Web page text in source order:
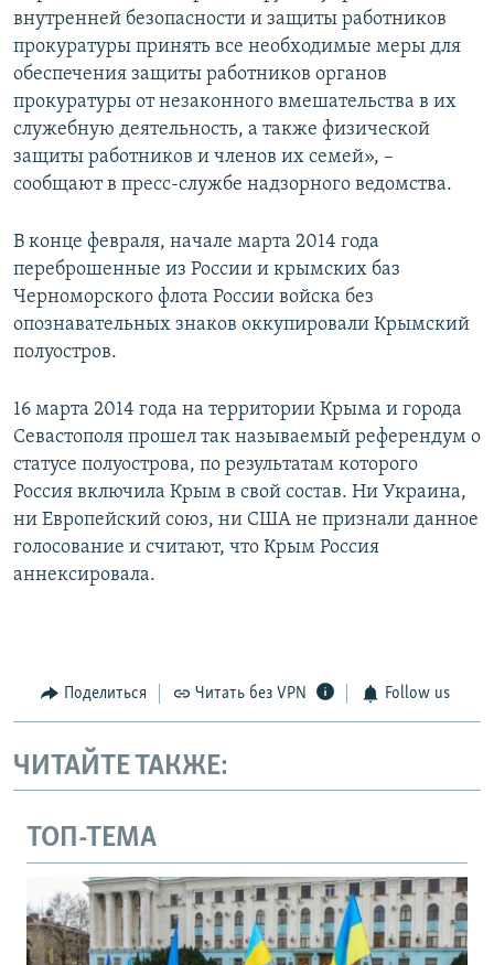
внутренней безопасности и защиты работников
прокуратуры принять все необходимые меры для
обеспечения защиты работников органов
прокуратуры от незаконного вмешательства в их
служебную деятельность, а также физической
защиты работников и членов их семей», –
сообщают в пресс-службе надзорного ведомства.
В конце февраля, начале марта 2014 года
переброшенные из России и крымских баз
Черноморского флота России войска без
опознавательных знаков оккупировали Крымский
полуостров.
16 марта 2014 года на территории Крыма и города
Севастополя прошел так называемый референдум о
статусе полуострова, по результатам которого
Россия включила Крым в свой состав. Ни Украина,
ни Европейский союз, ни США не признали данное
голосование и считают, что Крым Россия
аннексировала.
Поделиться Читать без VPN Follow us
ЧИТАЙТЕ ТАКЖЕ:
ТОП-ТЕМА